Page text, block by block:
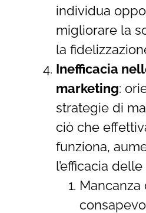
individua
migliorare la
la
Inefficacia
marketing:
strategie di
ciò che
funziona,
l’efficacia
Mancanza